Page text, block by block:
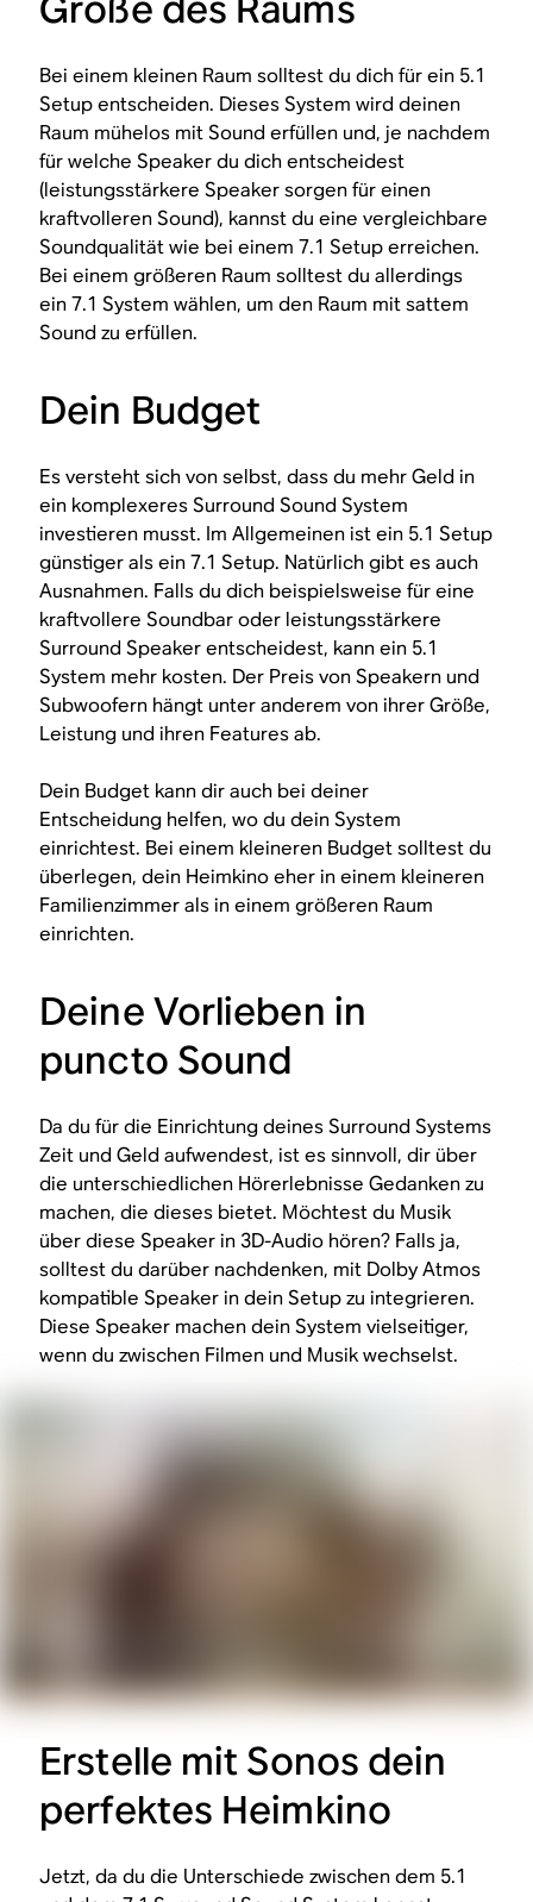
Bei einem kleinen Raum solltest du dich für ein 5.1
Setup entscheiden. Dieses System wird deinen
Raum mühelos mit Sound erfüllen und, je nachdem
für welche Speaker du dich entscheidest
(leistungsstärkere Speaker sorgen für einen
kraftvolleren Sound), kannst du eine vergleichbare
Soundqualität wie bei einem 7.1 Setup erreichen.
Bei einem größeren Raum solltest du allerdings
ein 7.1 System wählen, um den Raum mit sattem
Sound zu erfüllen.
Dein Budget
Es versteht sich von selbst, dass du mehr Geld in
ein komplexeres Surround Sound System
investieren musst. Im Allgemeinen ist ein 5.1 Setup
günstiger als ein 7.1 Setup. Natürlich gibt es auch
Ausnahmen. Falls du dich beispielsweise für eine
kraftvollere Soundbar oder leistungsstärkere
Surround Speaker entscheidest, kann ein 5.1
System mehr kosten. Der Preis von Speakern und
Subwoofern hängt unter anderem von ihrer Größe,
Leistung und ihren Features ab.
Dein Budget kann dir auch bei deiner
Entscheidung helfen, wo du dein System
einrichtest. Bei einem kleineren Budget solltest du
überlegen, dein Heimkino eher in einem kleineren
Familienzimmer als in einem größeren Raum
einrichten.
Deine Vorlieben in
puncto Sound
Da du für die Einrichtung deines Surround Systems
Zeit und Geld aufwendest, ist es sinnvoll, dir über
die unterschiedlichen Hörerlebnisse Gedanken zu
machen, die dieses bietet. Möchtest du Musik
über diese Speaker in 3D-Audio hören? Falls ja,
solltest du darüber nachdenken, mit Dolby Atmos
kompatible Speaker in dein Setup zu integrieren.
Diese Speaker machen dein System vielseitiger,
wenn du zwischen Filmen und Musik wechselst.
Erstelle mit Sonos dein
perfektes Heimkino
Jetzt, da du die Unterschiede zwischen dem 5.1